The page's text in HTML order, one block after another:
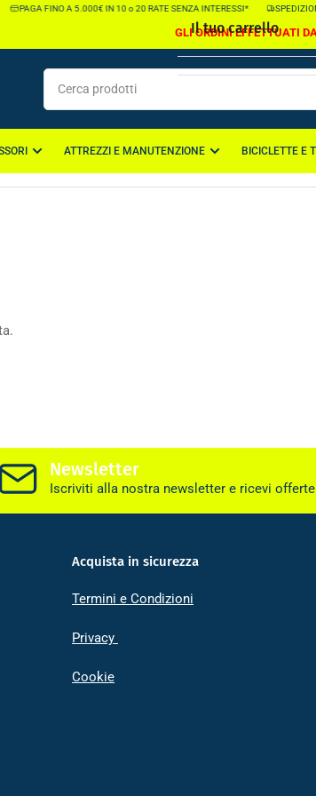
PAGA FINO A 5.000€ IN 10 o 20 RATE SENZA INTERESSI*
GLI ORDINI EFFETTUATI
Cerca
prodotti
ATTREZZI E MANUTENZIONE BICICLETTE E
Newsletter
Iscriviti alla nostra newsletter e ricevi
Acquista in sicurezza
Termini e Condizioni
Privacy
Cookie
Il tuo carrello
Il